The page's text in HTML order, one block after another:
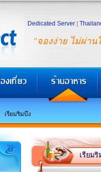
"จองง่าย ไม่ผ่าน
Dedicated Server
เรียมริมบึง
เรียมริ